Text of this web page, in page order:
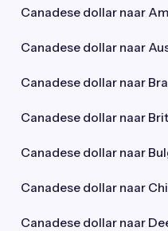
Canadese dollar naar
Canadese dollar naar
Canadese dollar naar
Canadese dollar naar
Canadese dollar naar
Canadese dollar naar
Canadese dollar naar